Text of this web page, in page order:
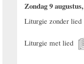
Zondag 9 augustus,
Liturgie zonder lied
Liturgie met lied